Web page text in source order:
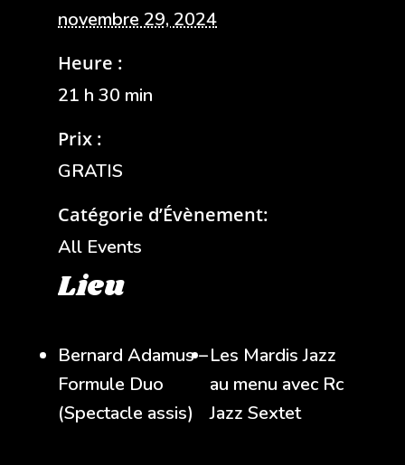
novembre 29, 2024
Heure :
21 h 30 min
Prix :
GRATIS
Catégorie d’Évènement:
All Events
Lieu
Bernard Adamus –
Formule Duo
(Spectacle assis)
Les Mardis Jazz
au menu avec Rc
Jazz Sextet